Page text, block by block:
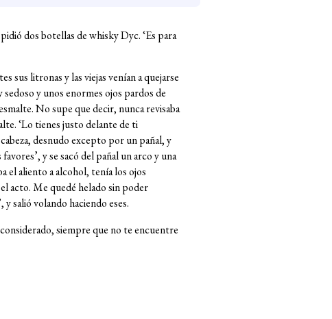
dos botellas de whisky Dyc. ‘Es para
sus litronas y las viejas venían a quejarse
y unos enormes ojos pardos de
No supe que decir, nunca revisaba
‘Lo tienes justo delante de ti
desnudo excepto por un pañal, y
y se sacó del pañal un arco y una
el aliento a alcohol, tenía los ojos
acto. Me quedé helado sin poder
salió volando haciendo eses.
siempre que no te encuentre